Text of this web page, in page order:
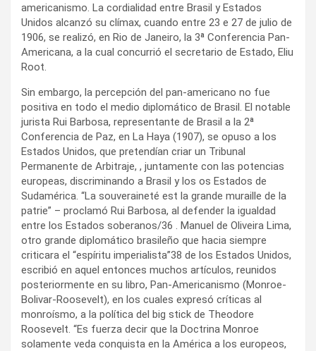
americanismo. La cordialidad entre Brasil y Estados
Unidos alcanzó su clímax, cuando entre 23 e 27 de julio de
1906, se realizó, en Rio de Janeiro, la 3ª Conferencia Pan-
Americana, a la cual concurrió el secretario de Estado, Eliu
Root.
Sin embargo, la percepción del pan-americano no fue
positiva en todo el medio diplomático de Brasil. El notable
jurista Rui Barbosa, representante de Brasil a la 2ª
Conferencia de Paz, en La Haya (1907), se opuso a los
Estados Unidos, que pretendían criar un Tribunal
Permanente de Arbitraje, , juntamente con las potencias
europeas, discriminando a Brasil y los os Estados de
Sudamérica. “La souveraineté est la grande muraille de la
patrie” – proclamó Rui Barbosa, al defender la igualdad
entre los Estados soberanos/36 . Manuel de Oliveira Lima,
otro grande diplomático brasileño que hacia siempre
criticara el “espíritu imperialista”38 de los Estados Unidos,
escribió en aquel entonces muchos artículos, reunidos
posteriormente en su libro, Pan-Americanismo (Monroe-
Bolivar-Roosevelt), en los cuales expresó críticas al
monroísmo, a la política del big stick de Theodore
Roosevelt. “Es fuerza decir que la Doctrina Monroe
solamente veda conquista en la América a los europeos,